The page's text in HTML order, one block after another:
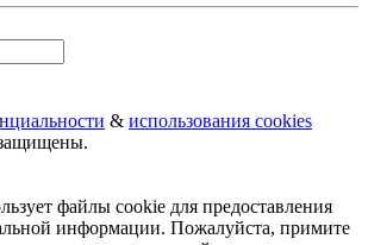
& использования cookies
файлы cookie для предоставления
информации. Пожалуйста, примите